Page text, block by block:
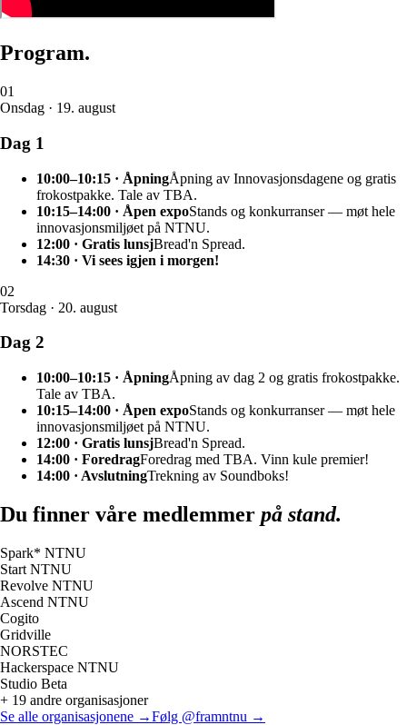
Program.
01
Onsdag · 19. august
Dag 1
10:00–10:15 · ÅpningÅpning av Innovasjonsdagene og gratis
frokostpakke. Tale av TBA.
10:15–14:00 · Åpen expoStands og konkurranser — møt hele
innovasjonsmiljøet på NTNU.
12:00 · Gratis lunsjBread'n Spread.
14:30 · Vi sees igjen i morgen!
02
Torsdag · 20. august
Dag 2
10:00–10:15 · ÅpningÅpning av dag 2 og gratis frokostpakke.
Tale av TBA.
10:15–14:00 · Åpen expoStands og konkurranser — møt hele
innovasjonsmiljøet på NTNU.
12:00 · Gratis lunsjBread'n Spread.
14:00 · ForedragForedrag med TBA. Vinn kule premier!
14:00 · AvslutningTrekning av Soundboks!
Du finner våre medlemmer på stand.
Spark* NTNU
Start NTNU
Revolve NTNU
Ascend NTNU
Cogito
Gridville
NORSTEC
Hackerspace NTNU
Studio Beta
+ 19 andre organisasjoner
Se alle organisasjonene →Følg @framntnu →